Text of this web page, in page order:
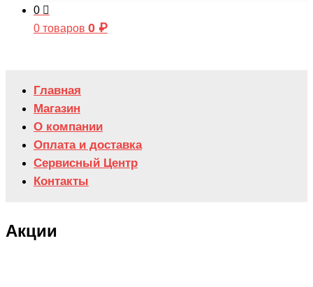
0
0 товаров 0 ₽
Главная
Магазин
О компании
Оплата и доставка
Сервисный Центр
Контакты
Акции